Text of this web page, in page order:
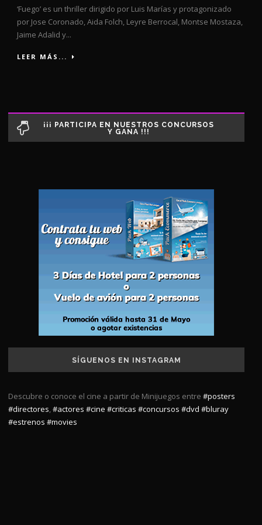
‘Fuego’ es un thriller dirigido por Luis Marías y protagonizado
por Jose Coronado, Aida Folch, Leyre Berrocal, Montse Mostaza,
Jaime Adalid y...
LEER MÁS...
¡¡¡ PARTICIPA EN NUESTROS CONCURSOS
Y GANA !!!
SÍGUENOS EN INSTAGRAM
Descubre o conoce el cine a partir de Minijuegos entre #posters
#directores,#actores #cine #criticas #concursos #dvd #bluray
#estrenos #movies